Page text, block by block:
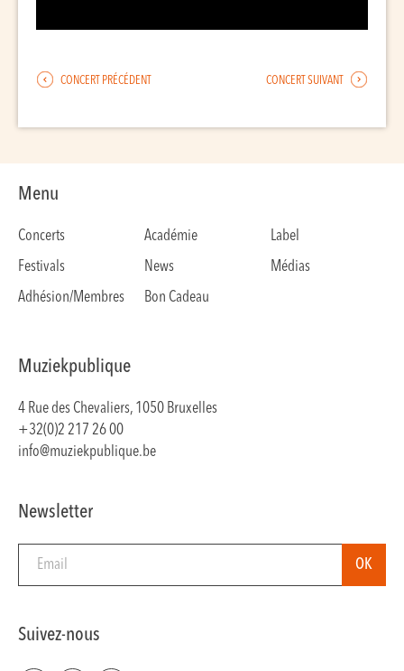
CONCERT PRÉCÉDENT CONCERT SUIVANT
Menu
Concerts Académie
Label
Festivals
News
Médias
Adhésion/Membres
Bon Cadeau
Muziekpublique
4 Rue des Chevaliers, 1050 Bruxelles
+32(0)2 217 26 00
info@muziekpublique.be
Newsletter
Suivez-nous